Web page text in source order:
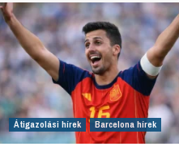
Átigazolási hírek Barcelona hírek